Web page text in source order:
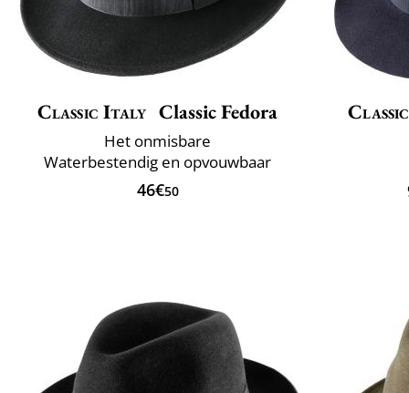
Classic Italy Classic Fedora
Het onmisbare
Waterbestendig en opvouwbaar
46€50